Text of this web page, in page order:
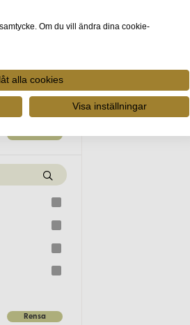
Rensa
Rensa
Om du vill ändra dina cookie-
alla cookies
Visa inställningar